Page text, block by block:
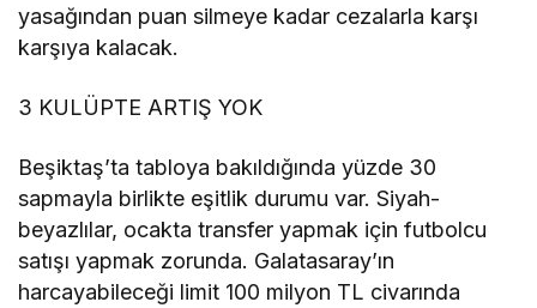
yasağından puan silmeye kadar cezalarla karşı
karşıya kalacak.
3 KULÜPTE ARTIŞ YOK
Beşiktaş’ta tabloya bakıldığında yüzde 30
sapmayla birlikte eşitlik durumu var. Siyah-
beyazlılar, ocakta transfer yapmak için futbolcu
satışı yapmak zorunda. Galatasaray’ın
harcayabileceği limit 100 milyon TL civarında